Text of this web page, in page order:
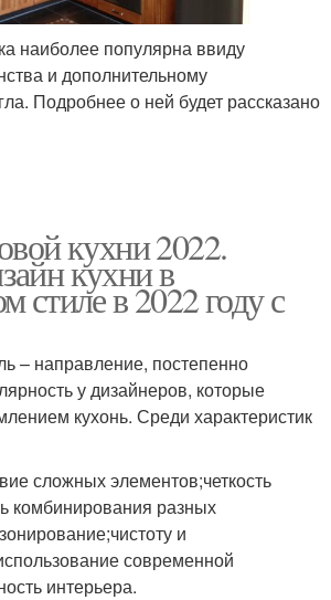
наиболее популярна ввиду
и дополнительному
Подробнее о ней будет рассказано
кухни 2022.
кухни в
стиле в 2022 году с
– направление, постепенно
у дизайнеров, которые
кухонь. Среди характеристик
сложных элементов;четкость
комбинирования разных
и
современной
интерьера.